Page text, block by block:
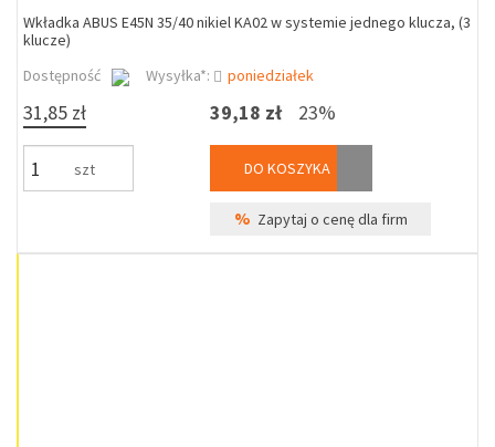
Wkładka ABUS E45N 35/40 nikiel KA02 w systemie jednego klucza, (3
klucze)
Dostępność
Wysyłka*: poniedziałek
31,85 zł
szt
39,18 zł 23%
DO KOSZYKA
% Zapytaj o cenę dla firm